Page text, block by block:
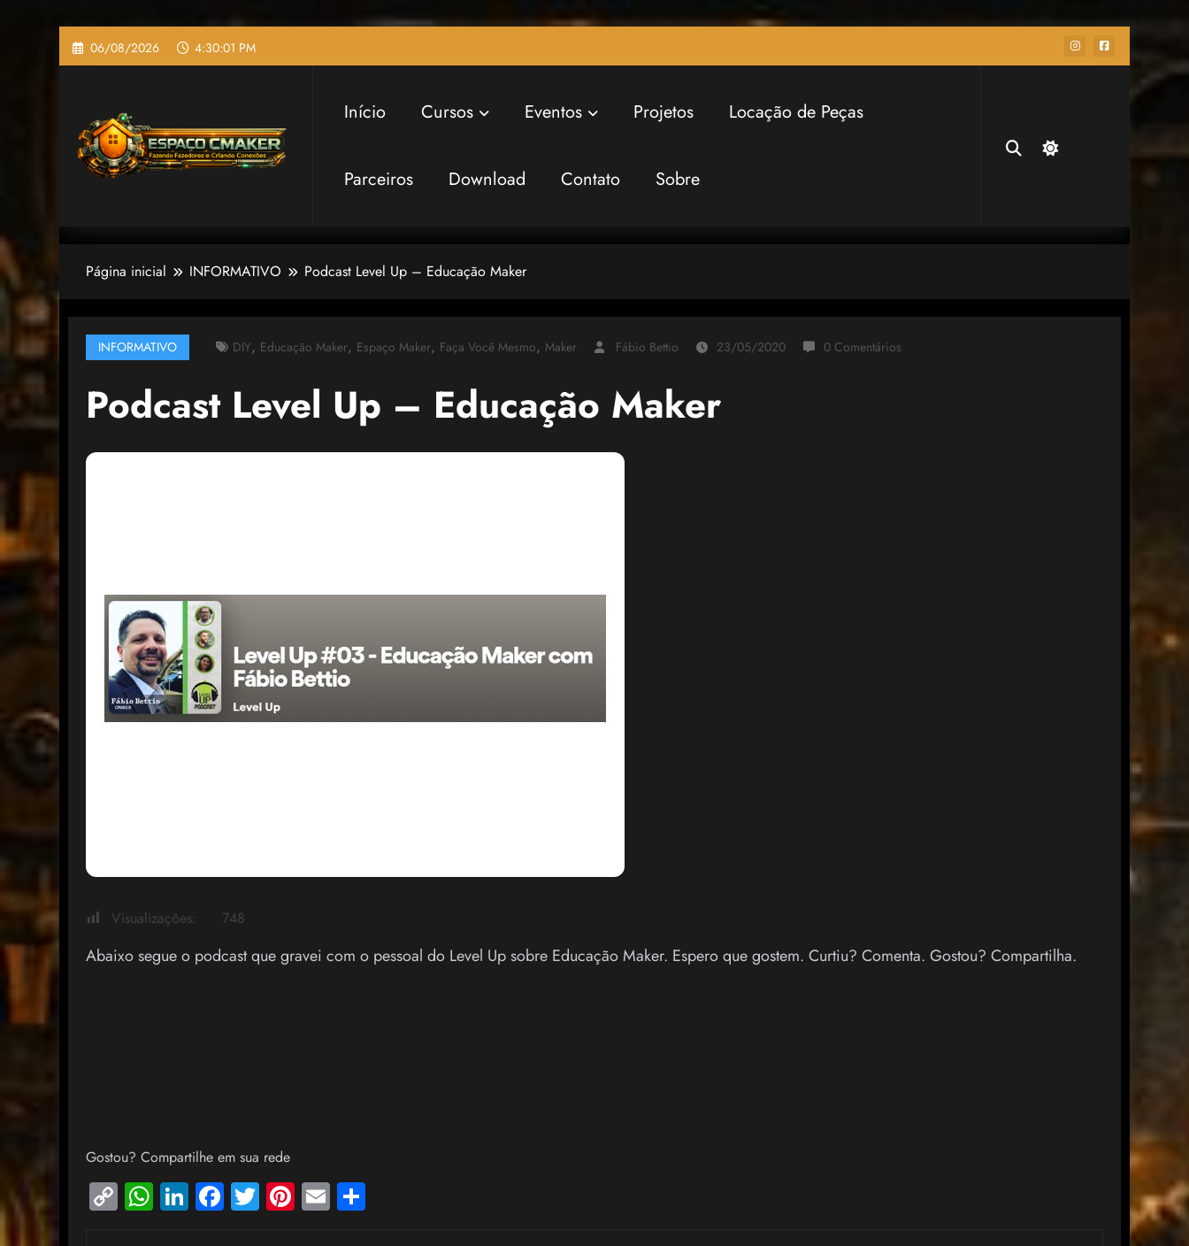
Pular
para
06/08/2026 4:30:02 PM
Início Cursos Eventos Projetos Locação de Peças
Parceiros Download Contato Sobre
Página inicial INFORMATIVO Podcast Level Up – Educação Maker
INFORMATIVO DIY, Educação Maker, Espaço Maker, Faça Você Mesmo, Maker Fábio Bettio 23/05/2020 0 Comentários
Podcast Level Up – Educação Maker
Visualizações: 748
Abaixo segue o podcast que gravei com o pessoal do Level Up sobre Educação Maker. Espero que gostem. Curtiu? Comenta. Gostou? Compartilha.
Gostou? Compartilhe em sua rede
Copy
Link
WhatsApp
LinkedIn
Facebook
TwitterPinterest
Email